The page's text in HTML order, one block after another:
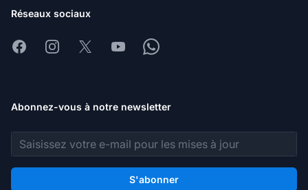
Réseaux sociaux
FacebookInstagram
X YoutubeWhatsapp
Abonnez-vous à notre newsletter
Adresse e-mail
S'abonner